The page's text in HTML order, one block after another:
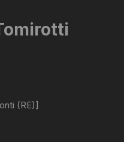
(RE)]